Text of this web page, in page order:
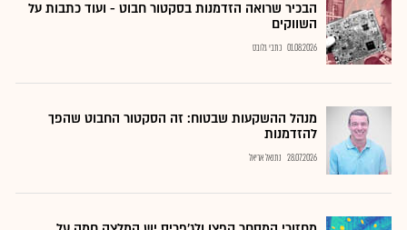
הבכיר שרואה הזדמנות בסקטור חבוט - ועוד כתבות על
השווקים
01.08.2026 כתבי גלובס
מנהל ההשקעות שבטוח: זה הסקטור החבוט שהפך
להזדמנות
28.07.2026 נתנאל אריאל